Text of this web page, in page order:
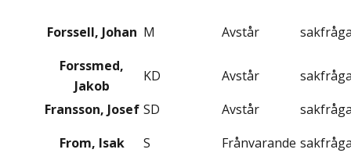
Forssell, Johan M Avstår
Forssmed,
Jakob
KD Avstår
Fransson, Josef SD Avstår
From, Isak
S Frånvarande